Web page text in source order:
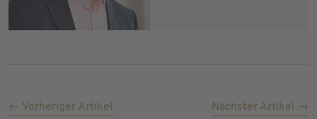
← Vorheriger Artikel Nächster Artikel →